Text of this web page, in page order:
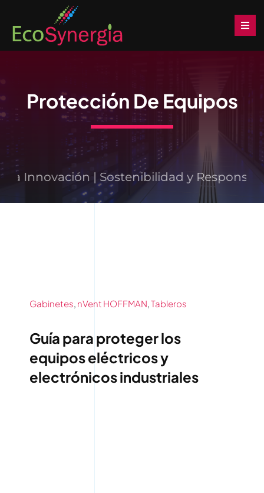
contenido
Soluciones
Servicios
Protección De Equipos
Innovación | Sostenibilidad y
Gabinetes, nVent HOFFMAN,Tableros
Guía para proteger los
equipos eléctricos y
electrónicos industriales